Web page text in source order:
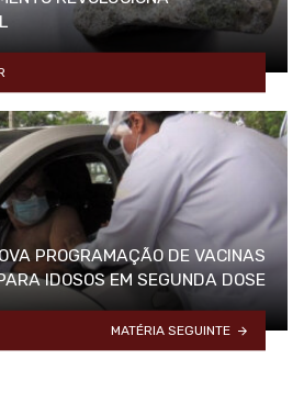
PROGRAMAÇÃO DE VACINAS
IDOSOS EM SEGUNDA DOSE
MATÉRIA SEGUINTE